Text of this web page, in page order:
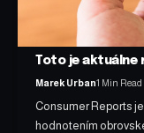
Toto je aktuálne
Marek Urban1 Min Read
Consumer Reports
hodnotením